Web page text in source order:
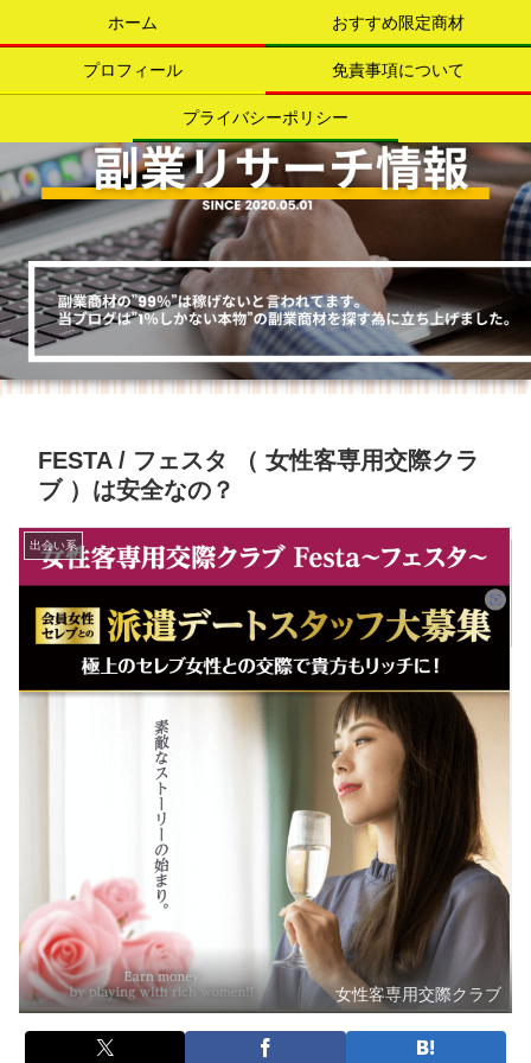
ホーム おすすめ限定商材
プロフィール 免責事項について
プライバシーポリシー
FESTA / フェスタ （ 女性客専用交際クラ
ブ ）は安全なの？
出会い系
女性客専用交際クラブ